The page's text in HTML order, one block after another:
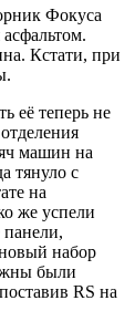
Фокуса
Кстати, при
её теперь не
машин на
тянуло с
на
же успели
набор
были
RS на